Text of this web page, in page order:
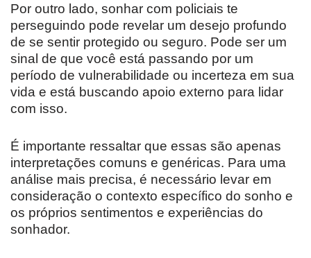
Por outro lado, sonhar com policiais te
perseguindo pode revelar um desejo profundo
de se sentir protegido ou seguro. Pode ser um
sinal de que você está passando por um
período de vulnerabilidade ou incerteza em sua
vida e está buscando apoio externo para lidar
com isso.
É importante ressaltar que essas são apenas
interpretações comuns e genéricas. Para uma
análise mais precisa, é necessário levar em
consideração o contexto específico do sonho e
os próprios sentimentos e experiências do
sonhador.